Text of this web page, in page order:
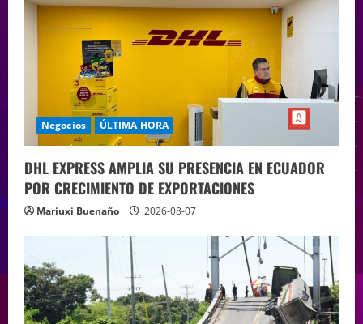
Negocios ÚLTIMA HORA
DHL EXPRESS AMPLIA SU PRESENCIA EN ECUADOR
POR CRECIMIENTO DE EXPORTACIONES
Mariuxi Buenaño 2026-08-07